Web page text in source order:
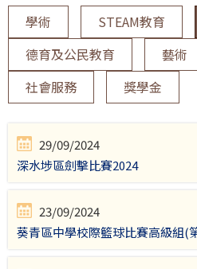
學術
STEAM教育
德育及公民教育
藝術
社會服務
獎學金
29/09/2024
深水埗區劍擊比賽2024
23/09/2024
葵青區中學校際籃球比賽高級組(